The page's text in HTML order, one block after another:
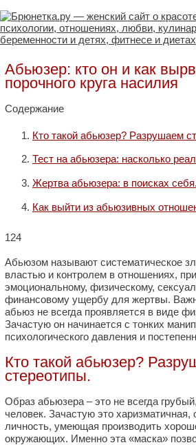
Абьюзер: кто он и как
порочного круга насилия
Содержание
Кто такой абьюзер? Разрушаем
Тест на абьюзера: насколько
Жертва абьюзера: в поисках себя.
Как выйти из абьюзивных
124
Абьюзом называют систематическое
властью и контролем в отношениях,
эмоциональному, физическому,
финансовому ущербу для жертвы.
абьюз не всегда проявляется в виде
Зачастую он начинается с тонких
психологического давления и
Кто такой абьюзер?
стереотипы.
Образ абьюзера – это не всегда
человек. Зачастую это харизматичная,
личность, умеющая производить
окружающих. Именно эта «маска»